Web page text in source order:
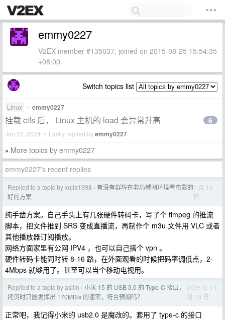
emmy0227
V2EX member #135037, joined on 2015-08-25 15:54:35
+08:00
Switch topics list
Linux • emmy0227
挂载 cifs 后， Linux 主机的 load 会异常升高
Jan 22, 2024 • Lastly replied byemmy0227
6
» More topics by emmy0227
emmy0227's recent replies
Replied to a topic by xujia1998 › 有没有群辉在非局域网环境看电影的
好的方案
1 月 16
日
纯手凿方案。自己手头上有几张硬件转码卡，写了个 ffmpeg 的推流
脚本，把文件推到 SRS 变成直播流，再制作个 m3u 文件用 VLC 或者
其他播放器订阅播放。
网络方面家里有公网 IPV4 ，也可以自己搭个 vpn 。
硬件转码卡能同时转 8-16 路，在外面观看的时候把码率调低点，2-
4Mbps 就够用了。甚至可以当个移动电视用。
Replied to a topic by asilin › 小米 15 的 USB 3.0 的 Type-C 接口，
拷贝时只能发挥出 170MB/s 的速率，符合预期吗？
2025 年 11
月 13 日
正常吧，我记得小米的 usb2.0 是魔改的。套用了 type-c 的接口